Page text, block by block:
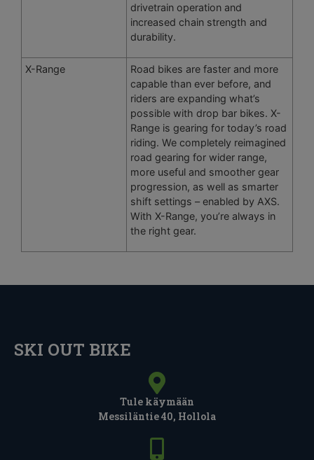
drivetrain operation and
increased chain strength and
durability.
X-Range
Road bikes are faster and more
capable than ever before, and
riders are expanding what’s
possible with drop bar bikes. X-
Range is gearing for today’s road
riding. We completely reimagined
road gearing for wider range,
more useful and smoother gear
progression, as well as smarter
shift settings – enabled by AXS.
With X-Range, you’re always in
the right gear.
SKI OUT BIKE
Tule käymään
Messiläntie 40, Hollola